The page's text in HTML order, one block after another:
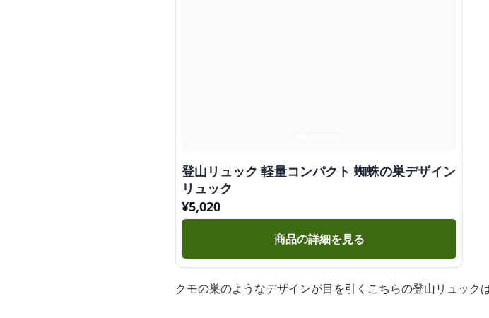
登山リュック 軽量コンパクト 蜘蛛の巣デザイン
リュック
¥5,020
商品の詳細を見る
クモの巣のようなデザインが目を引くこちらの登山リュック